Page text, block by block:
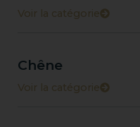
Voir la catégorie
Chêne
Voir la catégorie